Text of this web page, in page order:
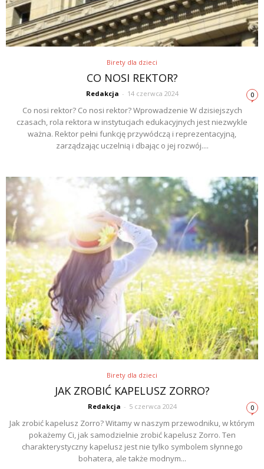
Birety dla dzieci
CO NOSI REKTOR?
Redakcja - 14 czerwca 2024 0
Co nosi rektor? Co nosi rektor? Wprowadzenie W dzisiejszych
czasach, rola rektora w instytucjach edukacyjnych jest niezwykle
ważna. Rektor pełni funkcję przywódczą i reprezentacyjną,
zarządzając uczelnią i dbając o jej rozwój....
Birety dla dzieci
JAK ZROBIĆ KAPELUSZ ZORRO?
Redakcja - 5 czerwca 2024 0
Jak zrobić kapelusz Zorro? Witamy w naszym przewodniku, w którym
pokażemy Ci, jak samodzielnie zrobić kapelusz Zorro. Ten
charakterystyczny kapelusz jest nie tylko symbolem słynnego
bohatera, ale także modnym...